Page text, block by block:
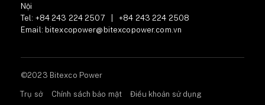
Nội
Tel: +84 243 224 2507
+84 243 224 2508
Email: bitexcopower@bitexcopower.com.vn
©2023 Bitexco Power
Trụ sở Chính sách bảo mật Điều khoản sử dụng